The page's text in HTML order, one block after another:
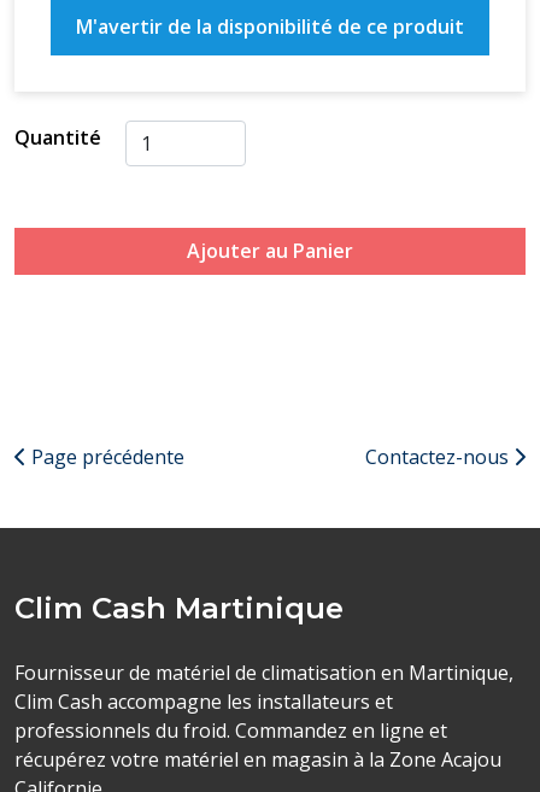
M'avertir de la disponibilité de ce produit
Quantité
Ajouter au Panier
Page précédente Contactez-nous
Clim Cash Martinique
Fournisseur de matériel de climatisation en Martinique,
Clim Cash accompagne les installateurs et
professionnels du froid. Commandez en ligne et
récupérez votre matériel en magasin à la Zone Acajou